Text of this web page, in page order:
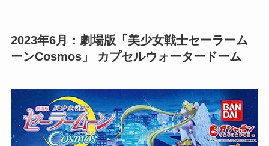
2023年6月：劇場版「美少女戦士セーラーム
ーンCosmos」 カプセルウォータードーム